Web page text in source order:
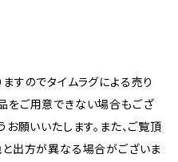
すのでタイムラグによる売り
をご用意できない場合もござ
願いいたします。また、ご覧頂
出方が異なる場合がございま